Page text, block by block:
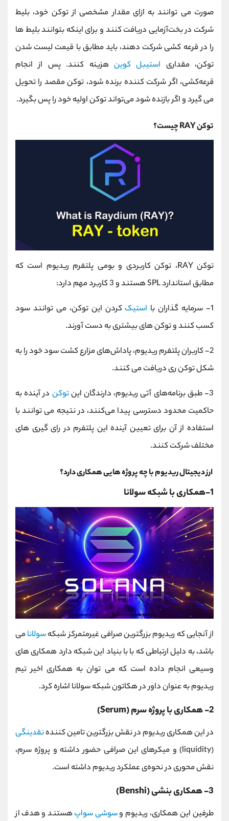
صورت می توانند به ازای مقدار مشخصی از توکن خود، بلیط
شرکت در بخت‌آزمایی دریافت کنند و برای اینکه بتوانند بلیط ها
را در قرعه کشی شرکت دهند،‌ باید مطابق با قیمت لیست شدن
توکن، مقداری استیبل کوین هزینه کنند. پس از انجام
قرعه‌کشی، اگر شرکت کننده برنده شود، توکن مقصد را تحویل
می گیرد و اگر بازنده شود می‌تواند توکن اولیه خود را پس بگیرد.
توکن RAY چیست؟
توکن RAY، توکن کاربردی و بومی پلتفرم ریدیوم است که
مطابق استاندارد SPL هستند و 3 کاربرد مهم دارد:
1- سرمایه گذاران با
استیک کردن این توکن، می توانند سود
کسب کنند و توکن های بیشتری به دست آورند.
2- کاربران پلتفرم ریدیوم، پاداش‌های مزارع کشت سود خود را به
شکل توکن ری دریافت می کنند.
3- طبق برنامه‌های آتی ریدیوم، دارندگان این
توکن در آینده به
حاکمیت محدود دسترسی پیدا می‌کنند، در نتیجه می توانند با
استفاده از آن برای تعیین آینده این پلتفرم در رای گیری های
مختلف شرکت کنند.
ارز دیجیتال ریدیوم با چه پروژه هایی همکاری دارد؟
1-همکاری با شبکه سولانا
از آنجایی که ریدیوم بزرگترین صرافی غیرمتمرکز شبکهسولانامی
باشد، به دلیل ارتباطی که با با بنیاد این شبکه دارد همکاری های
وسیعی انجام داده است که می توان به همکاری اخیر تیم
ریدیوم به عنوان داور در هکاتون شبکه سولانا اشاره کرد.
2- همکاری با پروژه سرم (Serum)
در این همکاری ریدیوم در نقش بزرگترین تامین کنندهنقدینگی
(liquidity) و میکرهای این صرافی حضور داشته و پروژه سرم،
نقش محوری در نحوه‌ی عملکرد ریدیوم داشته است.
3- همکاری بنشی (Benshi)
طرفین این همکاری، ریدیوم وسوشی سواپهستند و هدف از